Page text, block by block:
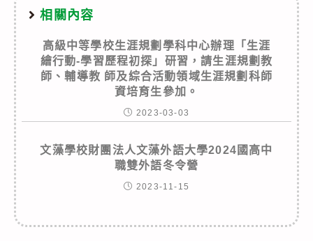
相關內容
高級中等學校生涯規劃學科中心辦理「生涯
繪行動-學習歷程初探」研習，請生涯規劃教
師、輔導教 師及綜合活動領域生涯規劃科師
資培育生參加。
2023-03-03
文藻學校財團法人文藻外語大學2024國高中
職雙外語冬令營
2023-11-15